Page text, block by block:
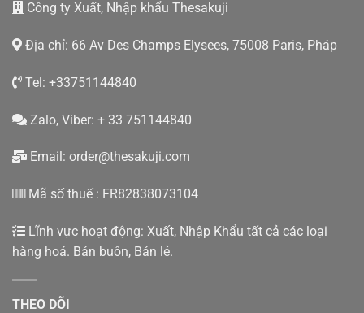
Công ty Xuất, Nhập khẩu Thesakuji
Địa chỉ: 66 Av Des Champs Elysees, 75008 Paris, Pháp
Tel: +33751144840
Zalo, Viber: + 33 751144840
Email: order@thesakuji.com
Mã số thuế : FR82838073104
Lĩnh vực hoạt động: Xuất, Nhập Khẩu tất cả các loại
hàng hoá. Bán buôn, Bán lẻ.
THEO DÕI